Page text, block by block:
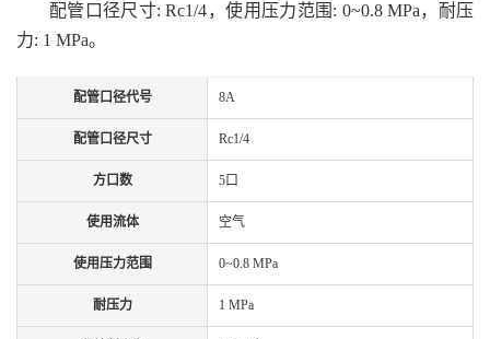
配管口径尺寸: Rc1/4，使用压力范围: 0~0.8 MPa，耐压
力: 1 MPa。
配管口径代号 8A
配管口径尺寸 Rc1/4
方口数 5口
使用流体 空气
使用压力范围 0~0.8 MPa
耐压力 1 MPa